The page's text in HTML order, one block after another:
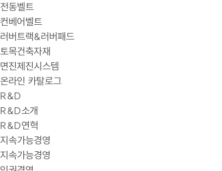
전동벨트
컨베어벨트
러버트랙&러버패드
토목건축자재
면진제진시스템
온라인 카탈로그
R&D
R&D소개
R&D연혁
지속가능경영
지속가능경영